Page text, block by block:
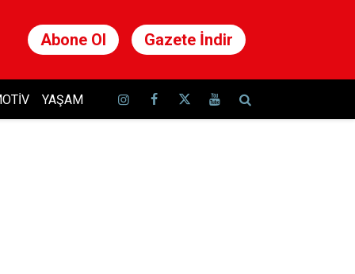
Abone Ol Gazete İndir
YAŞAM